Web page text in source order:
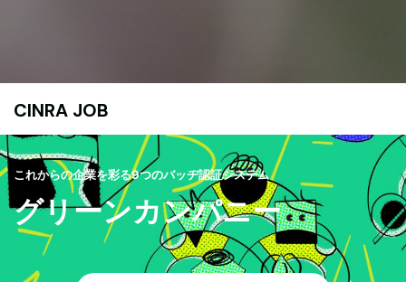
CINRA JOB
これからの企業を彩る9つのバッヂ認証システム
グリーンカンパニー